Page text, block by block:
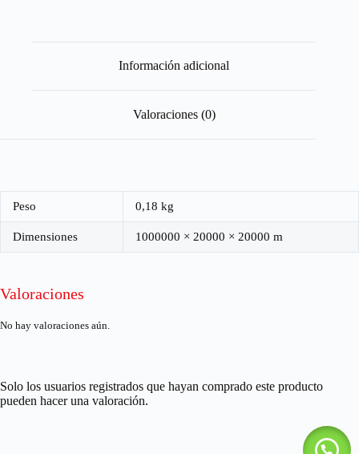
Información adicional
Valoraciones (0)
Peso 0,18 kg
Dimensiones 1000000 × 20000 × 20000 m
Valoraciones
No hay valoraciones aún.
Solo los usuarios registrados que hayan comprado este producto
pueden hacer una valoración.